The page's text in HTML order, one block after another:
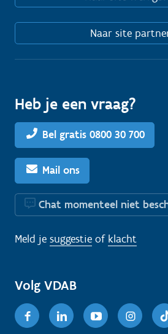
Naar site
Heb je een vraag?
Bel gratis 0800 30 700
Mail ons
Chat momenteel niet
Meld je suggestie of klacht
Volg VDAB
FacebookLinkedinYoutube